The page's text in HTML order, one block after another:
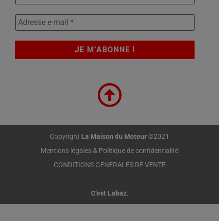
Copyright La Maison du Moteur©2021
Mentions légales & Politique de confidentialité
CONDITIONS GENERALES DE VENTE
C’est Labaz.